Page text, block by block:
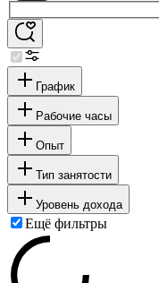
График
Рабочие часы
Опыт
Тип занятости
Уровень дохода
Ещё фильтры